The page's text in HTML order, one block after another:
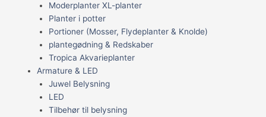
Moderplanter XL-planter
Planter i potter
Portioner (Mosser, Flydeplanter & Knolde)
plantegødning & Redskaber
Tropica Akvarieplanter
Armature & LED
Juwel Belysning
LED
Tilbehør til belysning